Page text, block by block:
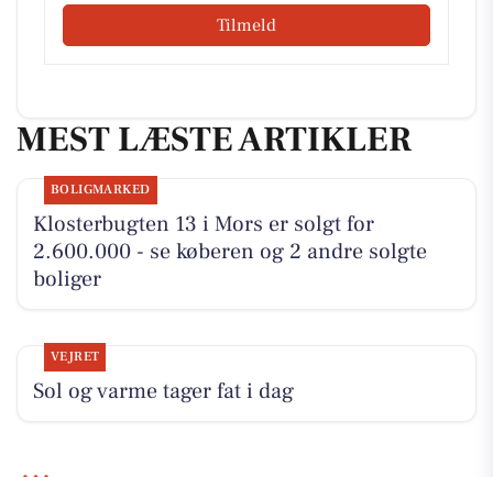
Tilmeld
MEST LÆSTE ARTIKLER
BOLIGMARKED
Klosterbugten 13 i Mors er solgt for
2.600.000 - se køberen og 2 andre solgte
boliger
VEJRET
Sol og varme tager fat i dag